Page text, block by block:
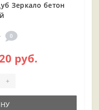
Зеркало бетон
0
руб.
+